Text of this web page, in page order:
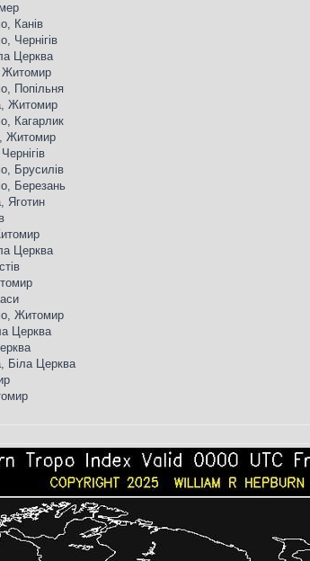
Канів
Чернігів
Церква
Житомир
Попільня
Житомир
Кагарлик
Житомир
Брусилів
Березань
Яготин
Церква
Житомир
Церква
Біла Церква